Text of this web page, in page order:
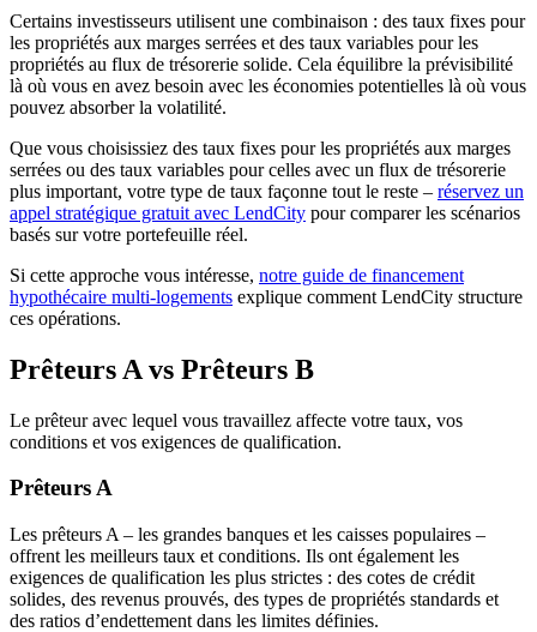
Certains investisseurs utilisent une combinaison : des taux fixes pour
les propriétés aux marges serrées et des taux variables pour les
propriétés au flux de trésorerie solide. Cela équilibre la prévisibilité
là où vous en avez besoin avec les économies potentielles là où vous
pouvez absorber la volatilité.
Que vous choisissiez des taux fixes pour les propriétés aux marges
serrées ou des taux variables pour celles avec un flux de trésorerie
plus important, votre type de taux façonne tout le reste – réservez un
appel stratégique gratuit avec LendCity pour comparer les scénarios
basés sur votre portefeuille réel.
Si cette approche vous intéresse, notre guide de financement
hypothécaire multi-logements explique comment LendCity structure
ces opérations.
Prêteurs A vs Prêteurs B
Le prêteur avec lequel vous travaillez affecte votre taux, vos
conditions et vos exigences de qualification.
Prêteurs A
Les prêteurs A – les grandes banques et les caisses populaires –
offrent les meilleurs taux et conditions. Ils ont également les
exigences de qualification les plus strictes : des cotes de crédit
solides, des revenus prouvés, des types de propriétés standards et
des ratios d’endettement dans les limites définies.